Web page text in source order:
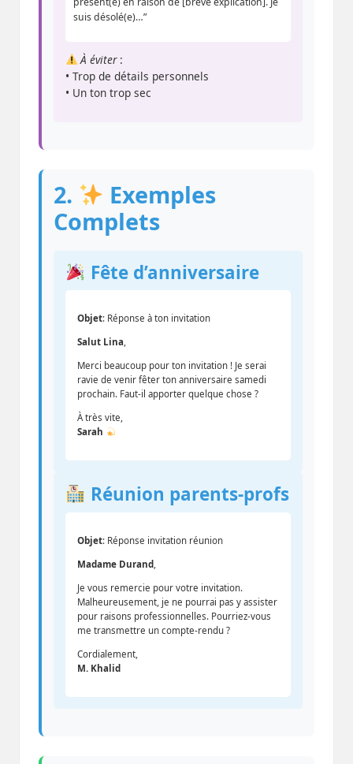
suis désolé(e)…”
À éviter:
• Trop de détails personnels
• Un ton trop sec
2.
Exemples
Complets
Fête d’anniversaire
Objet: Réponse à ton invitation
Salut Lina,
Merci beaucoup pour ton invitation ! Je serai
ravie de venir fêter ton anniversaire samedi
prochain. Faut-il apporter quelque chose ?
À très vite,
Sarah
Réunion parents-profs
Objet: Réponse invitation réunion
Madame Durand
Je vous remercie pour votre invitation.
Malheureusement, je ne pourrai pas y assister
pour raisons professionnelles. Pourriez-vous
me transmettre un compte-rendu ?
Cordialement,
M. Khalid